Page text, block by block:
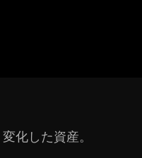
化した資産。